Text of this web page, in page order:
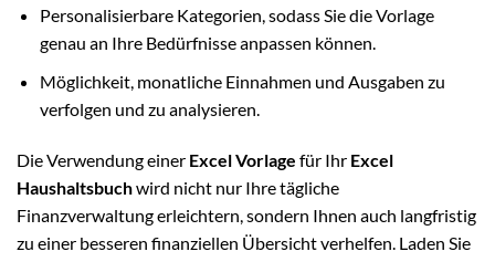
Personalisierbare Kategorien, sodass Sie die Vorlage
genau an Ihre Bedürfnisse anpassen können.
Möglichkeit, monatliche Einnahmen und Ausgaben zu
verfolgen und zu analysieren.
Die Verwendung einer Excel Vorlage für Ihr Excel
Haushaltsbuchwird nicht nur Ihre tägliche
Finanzverwaltung erleichtern, sondern Ihnen auch langfristig
zu einer besseren finanziellen Übersicht verhelfen. Laden Sie